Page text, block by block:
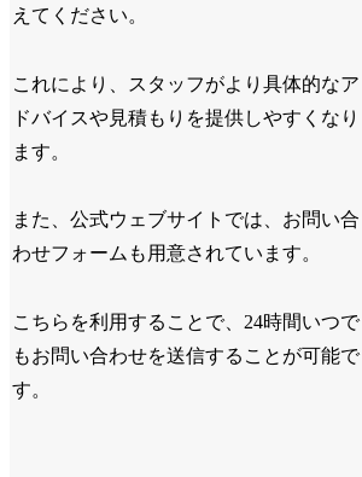
えてください。
これにより、スタッフがより具体的なア
ドバイスや見積もりを提供しやすくなり
ます。
また、公式ウェブサイトでは、お問い合
わせフォームも用意されています。
こちらを利用することで、24時間いつで
もお問い合わせを送信することが可能で
す。